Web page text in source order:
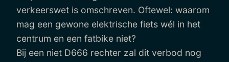
verkeerswet is omschreven. Oftewel: waarom
mag een gewone elektrische fiets wél in het
centrum en een fatbike niet?
Bij een niet D666 rechter zal dit verbod nog